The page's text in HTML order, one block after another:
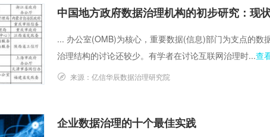
中国地方政府数据治理机构的初步研究：现
... 办公室(OMB)为核心，重要数据(信息)部门为支点的数
治理结构的讨论还较少。有学者在讨论互联网治理时...查
来源： 亿信华辰数据治理研究院
企业数据治理的十个最佳实践